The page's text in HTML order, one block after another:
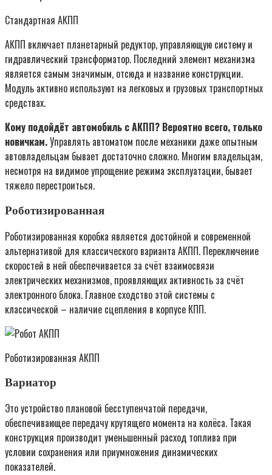
Стандартная АКПП
АКПП включает планетарный редуктор, управляющую систему и
гидравлический трансформатор. Последний элемент механизма
является самым значимым, отсюда и название конструкции.
Модуль активно используют на легковых и грузовых транспортных
средствах.
Кому подойдёт автомобиль с АКПП? Вероятно всего, только
новичкам.Управлять автоматом после механики даже опытным
автовладельцам бывает достаточно сложно. Многим владельцам,
несмотря на видимое упрощение режима эксплуатации, бывает
тяжело перестроиться.
Роботизированная
Роботизированная коробка является достойной и современной
альтернативой для классического варианта АКПП. Переключение
скоростей в ней обеспечивается за счёт взаимосвязи
электрических механизмов, проявляющих активность за счёт
электронного блока. Главное сходство этой системы с
классической – наличие сцепления в корпусе КПП.
Роботизированная АКПП
Вариатор
Это устройство плановой бесступенчатой передачи,
обеспечивающее передачу крутящего момента на колёса. Такая
конструкция производит уменьшенный расход топлива при
условии сохранения или приумножения динамических
показателей.